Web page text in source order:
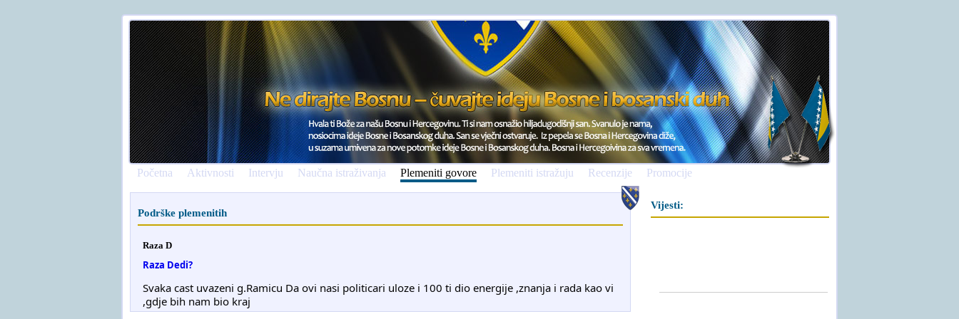
Početna Aktivnosti Intervju Naučna istraživanja Plemeniti govore Plemeniti istražuju Recenzije Promocije
Podrške plemenitih
Raza D
Raza Dedi?
Svaka cast uvazeni g.Ramicu Da ovi nasi politicari uloze i 100 ti dio energije ,znanja i rada kao vi
,gdje bih nam bio kraj
Vijesti: